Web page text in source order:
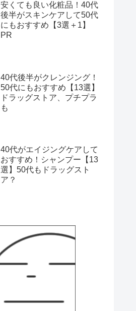
安くても良い化粧品！40代
後半がスキンケアして50代
にもおすすめ【3選＋1】
PR
40代後半がクレンジング！
50代にもおすすめ【13選】
ドラッグストア、プチプラ
も
40代がエイジングケアして
おすすめ！シャンプー【13
選】50代もドラッグスト
ア？